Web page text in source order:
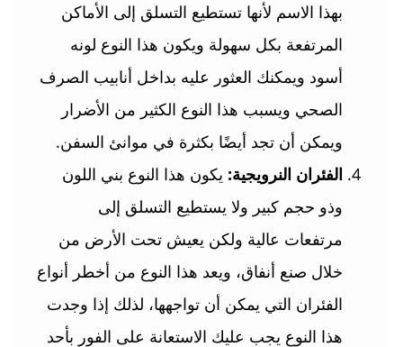
بهذا الاسم لأنها تستطيع التسلق إلى الأماكن
المرتفعة بكل سهولة ويكون هذا النوع لونه
أسود ويمكنك العثور عليه بداخل أنابيب الصرف
الصحي ويسبب هذا النوع الكثير من الأضرار
ويمكن أن تجد أيضًا بكثرة في موانئ السفن.
الفئران النرويجية: يكون هذا النوع بني اللون
وذو حجم كبير ولا يستطيع التسلق إلى
مرتفعات عالية ولكن يعيش تحت الأرض من
خلال صنع أنفاق، ويعد هذا النوع من أخطر أنواع
الفئران التي يمكن أن تواجهها، لذلك إذا وجدت
هذا النوع يجب عليك الاستعانة على الفور بأحد